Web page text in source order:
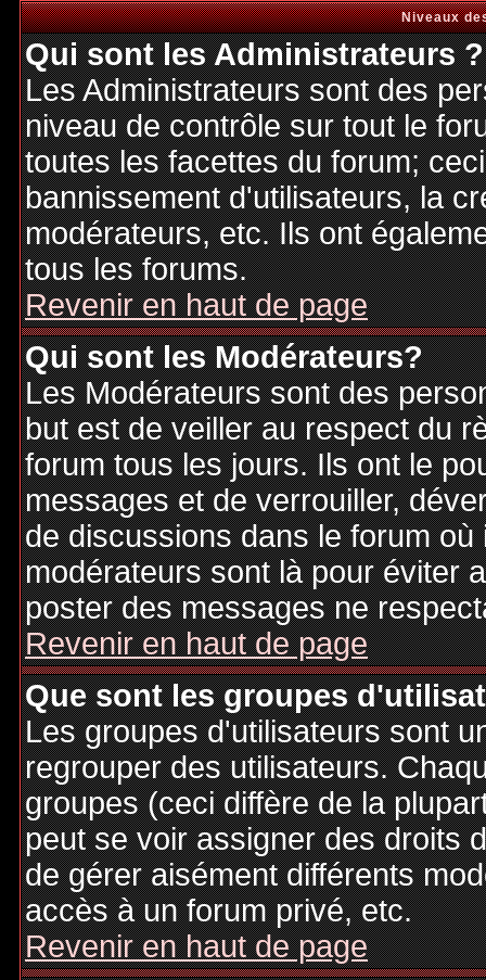
Niveaux
Qui sont les Administrateurs ?
Les Administrateurs sont des
niveau de contrôle sur tout le
toutes les facettes du forum;
bannissement d'utilisateurs, la
modérateurs, etc. Ils ont
tous les forums.
Revenir en haut de page
Qui sont les Modérateurs?
Les Modérateurs sont des
but est de veiller au respect du
forum tous les jours. Ils ont le
messages et de verrouiller,
de discussions dans le forum
modérateurs sont là pour éviter
poster des messages ne
Revenir en haut de page
Que sont les groupes
Les groupes d'utilisateurs sont
regrouper des utilisateurs.
groupes (ceci diffère de la
peut se voir assigner des droits
de gérer aisément différents
accès à un forum privé, etc.
Revenir en haut de page